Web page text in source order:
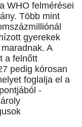
WHO felmérései
Több mint
gyerekek
A
a felnőtt
pedig kórosan
foglalja el a
-